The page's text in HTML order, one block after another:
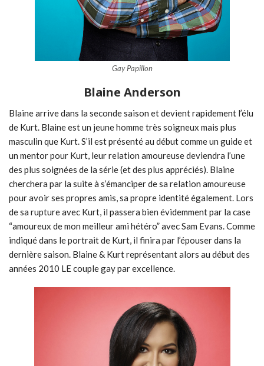
Gay Papillon
Blaine Anderson
Blaine arrive dans la seconde saison et devient rapidement l’élu
de Kurt. Blaine est un jeune homme très soigneux mais plus
masculin que Kurt. S’il est présenté au début comme un guide et
un mentor pour Kurt, leur relation amoureuse deviendra l’une
des plus soignées de la série (et des plus appréciés). Blaine
cherchera par la suite à s’émanciper de sa relation amoureuse
pour avoir ses propres amis, sa propre identité également. Lors
de sa rupture avec Kurt, il passera bien évidemment par la case
“amoureux de mon meilleur ami hétéro” avec Sam Evans. Comme
indiqué dans le portrait de Kurt, il finira par l’épouser dans la
dernière saison. Blaine & Kurt représentant alors au début des
années 2010 LE couple gay par excellence.